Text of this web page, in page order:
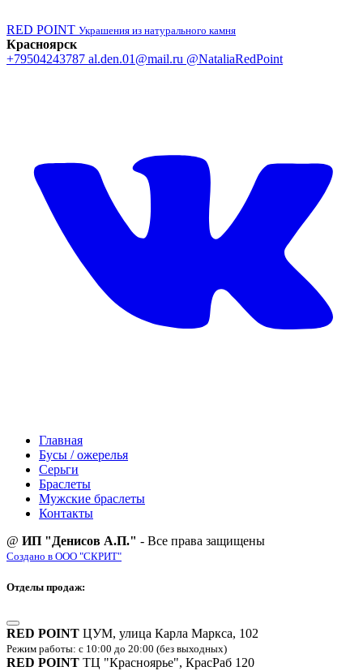
RED POINT Украшения из натурального камня
Красноярск
+79504243787 al.den.01@mail.ru @NataliaRedPoint
Главная
Бусы / ожерелья
Серьги
Браслеты
Мужские браслеты
Контакты
@ ИП "Денисов А.П." - Все права защищены
Создано в ООО "СКРИТ"
Отделы продаж:
RED POINT ЦУМ, улица Карла Маркса, 102
Режим работы: с 10:00 до 20:00 (без выходных)
RED POINT ТЦ "Красноярье", КрасРаб 120